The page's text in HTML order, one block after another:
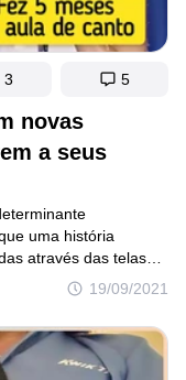
novas
a seus
19/09/2021
uma história
através das telas
é recebida.
a atriz faz o público
realidade em outra
de Hollywood são
dedicação. Afinal,
3 5